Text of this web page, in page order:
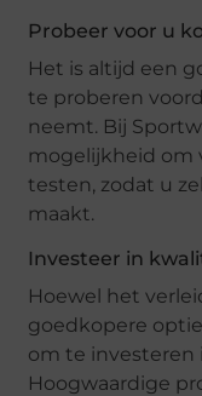
Probeer voor u
Het is altijd een
te proberen
neemt. Bij
mogelijkheid om
testen, zodat u
maakt.
Investeer in
Hoewel het
goedkopere
om te
Hoogwaardige